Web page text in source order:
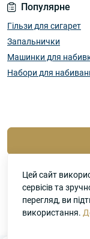
Популярне
Гільзи для сигарет
Запальнички
Машинки для
Набори для
SigaMir
Цей сайт
сервісів та
перегляд, ви
використання.